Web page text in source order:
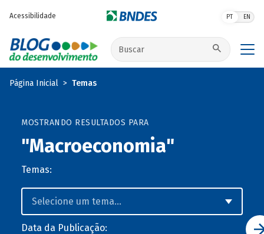
Acessibilidade PT EN
Buscar no site
Página Inicial Temas
MOSTRANDO RESULTADOS PARA
"Macroeconomia"
Temas:
Data da Publicação: